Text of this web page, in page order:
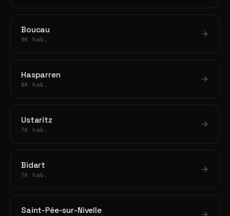
Boucau
9K hab.
Hasparren
8K hab.
Ustaritz
7K hab.
Bidart
7K hab.
Saint-Pée-sur-Nivelle